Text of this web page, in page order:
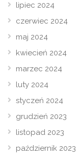
lipiec 2024
czerwiec 2024
maj 2024
kwiecień 2024
marzec 2024
luty 2024
styczeń 2024
grudzień 2023
listopad 2023
październik 2023